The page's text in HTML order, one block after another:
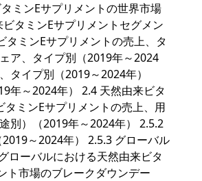
ミンEサプリメントの世界市場
タミンEサプリメントセグメン
タミンEサプリメントの売上、タ
ア、タイプ別（2019年～2024
タイプ別（2019～2024年）
年～2024年） 2.4 天然由来ビタ
ミンEサプリメントの売上、用
別）（2019年～2024年） 2.5.2
～2024年） 2.5.3 グローバル
ローバルにおける天然由来ビタ
ト市場のブレークダウンデー